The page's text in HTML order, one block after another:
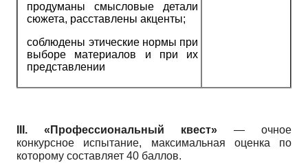
продуманы смысловые детали
сюжета, расставлены акценты;
соблюдены этические нормы при
выборе материалов и при их
представлении
III. «Профессиональный квест» — очное
конкурсное испытание, максимальная оценка по
которому составляет 40 баллов.